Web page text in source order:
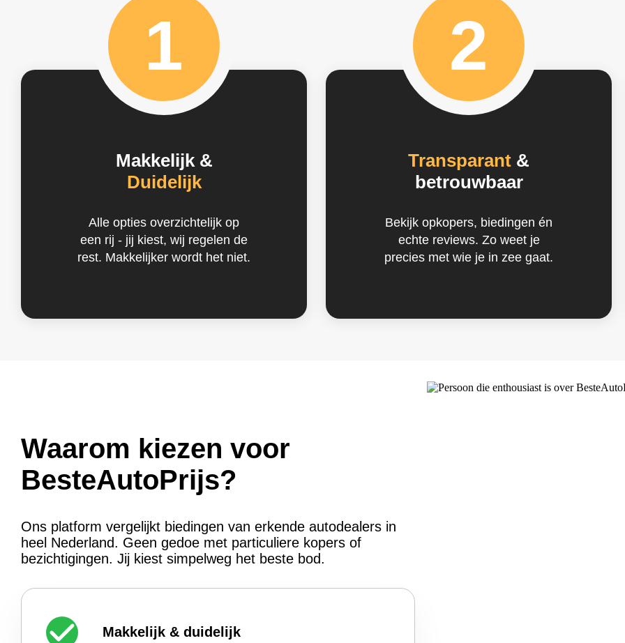
1
Makkelijk &
Duidelijk
Alle opties overzichtelijk op
een rij - jij kiest, wij regelen de
rest. Makkelijker wordt het niet.
2
Transparant &
betrouwbaar
Bekijk opkopers, biedingen én
echte reviews. Zo weet je
precies met wie je in zee gaat.
Waarom kiezen voor
BesteAutoPrijs?
Ons platform vergelijkt biedingen van erkende autodealers in
heel Nederland. Geen gedoe met particuliere kopers of
bezichtigingen. Jij kiest simpelweg het beste bod.
Makkelijk & duidelijk